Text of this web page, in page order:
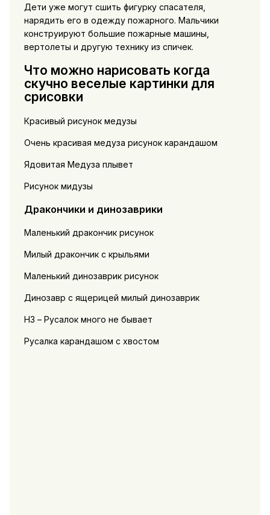
Дети уже могут сшить фигурку спасателя,
нарядить его в одежду пожарного. Мальчики
конструируют большие пожарные машины,
вертолеты и другую технику из спичек.
Что можно нарисовать когда
скучно веселые картинки для
срисовки
Красивый рисунок медузы
Очень красивая медуза рисунок карандашом
Ядовитая Медуза плывет
Рисунок мидузы
Дракончики и динозаврики
Маленький дракончик рисунок
Милый дракончик с крыльями
Маленький динозаврик рисунок
Динозавр с ящерицей милый динозаврик
Н3 – Русалок много не бывает
Русалка карандашом с хвостом